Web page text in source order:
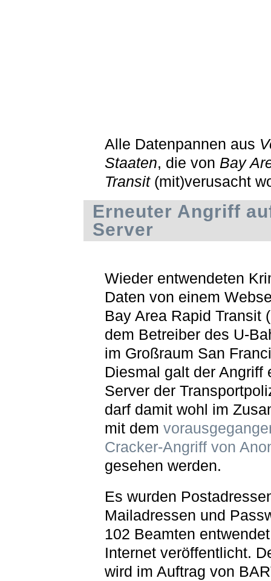
Alle Datenpannen aus
Staaten, die von Bay
Transit(mit)verusacht
Erneuter Angriff
Server
Wieder entwendeten
Daten von einem
Bay Area Rapid Transit
dem Betreiber des U-
im Großraum San
Diesmal galt der Angriff
Server der
darf damit wohl im
mit dem
Cracker-Angriff von
gesehen werden.
Es wurden
Mailadressen und
102 Beamten
Internet veröffentlicht.
wird im Auftrag von